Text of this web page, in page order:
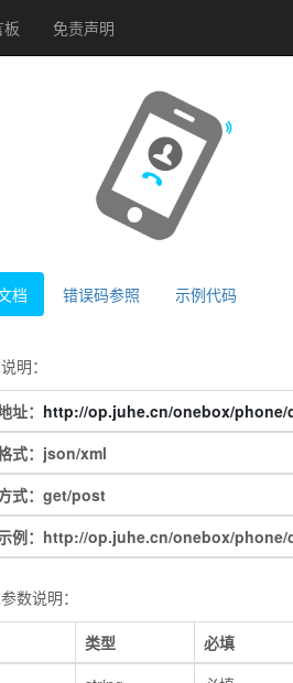
板 免责声明
档 错误码参照 示例代码
明：
址： http://op.juhe.cn/onebox/phone/
式：json/xml
式：get/post
例：http://op.juhe.cn/onebox/phone/
数说明：
类型 必填